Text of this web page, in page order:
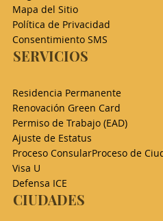
Mapa del Sitio
Política de Privacidad
Consentimiento SMS
SERVICIOS
Residencia Permanente
Renovación Green Card
Permiso de Trabajo (EAD)​
Ajuste de Estatus
Proceso ConsularProceso de
Visa U
Defensa ICE
CIUDADES